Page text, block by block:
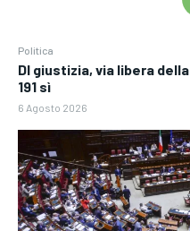
Politica
Dl giustizia, via libera
191 sì
6 Agosto 2026